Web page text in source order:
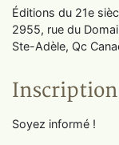
Éditions du 21e
2955, rue du
Ste-Adèle, Qc
Soyez informé !